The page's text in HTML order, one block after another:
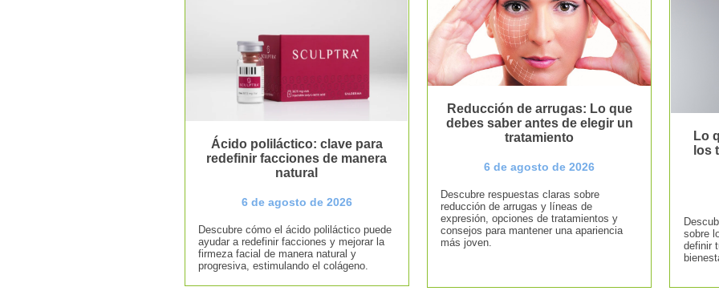
Ácido poliláctico: clave para
redefinir facciones de manera
natural
6 de agosto de 2026
Descubre cómo el ácido poliláctico puede
ayudar a redefinir facciones y mejorar la
firmeza facial de manera natural y
progresiva, estimulando el colágeno.
Reducción de arrugas: Lo que
debes saber antes de elegir un
tratamiento
6 de agosto de 2026
Descubre respuestas claras sobre
reducción de arrugas y líneas de
expresión, opciones de tratamientos y
consejos para mantener una apariencia
más joven.
Lo
los
sobre
definir